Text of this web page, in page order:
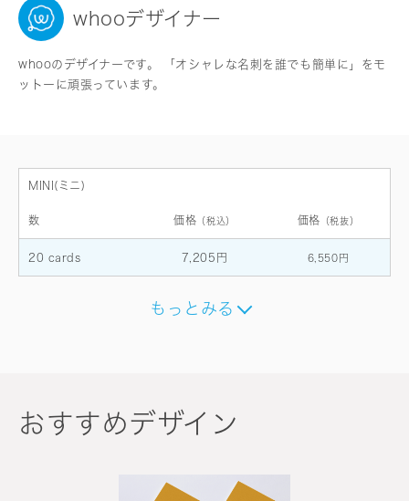
whooデザイナー
whooのデザイナーです。 「オシャレな名刺を誰でも簡単に」をモ
ットーに頑張っています。
MINI(ミニ)
数 価格 （税込） 価格 （税抜）
20 cards 7,205円 6,550円
もっとみる
おすすめデザイン